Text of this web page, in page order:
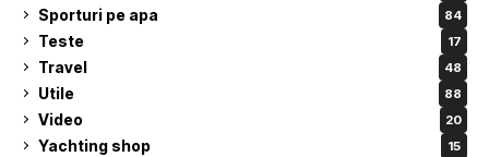
Sporturi pe apa 84
Teste 17
Travel 48
Utile 88
Video 20
Yachting shop 15